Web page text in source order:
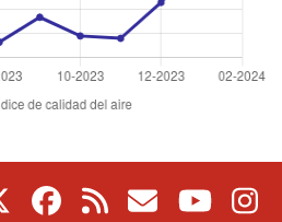
Facebook
RSS CorreoYoutube